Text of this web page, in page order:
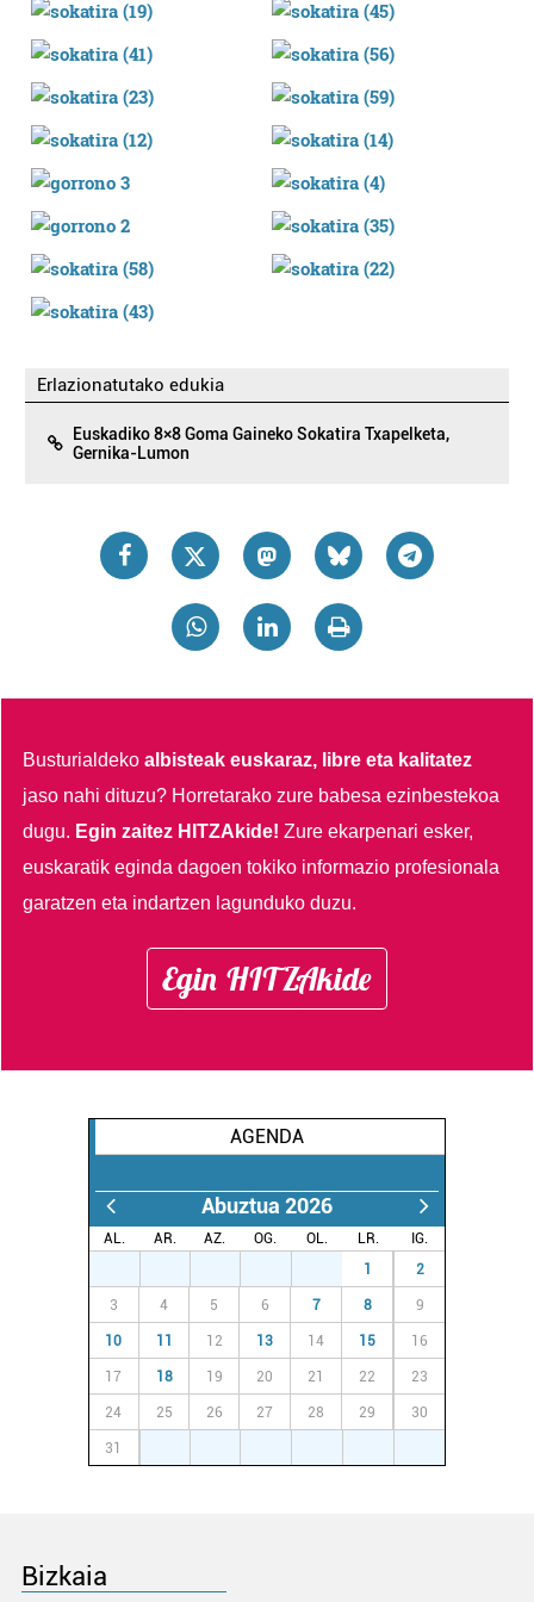
Erlazionatutako edukia
Euskadiko 8×8 Goma Gaineko Sokatira Txapelketa,
Gernika-Lumon
Busturialdekoalbisteak euskaraz, libre eta kalitatez
jaso nahi dituzu? Horretarako zure babesa ezinbestekoa
dugu. Egin zaitez HITZAkide!Zure ekarpenari esker,
euskaratik eginda dagoen tokiko informazio profesionala
garatzen eta indartzen lagunduko duzu.
Egin HITZAkide
AGENDA
Abuztua 2026
AL. AR. AZ. OG. OL. LR.
IG.
1 2
3 4 5 6 7 8 9
10 11 12 13 14 15 16
17 18 19 20 21 22 23
24 25 26 27 28 29 30
31
Bizkaia